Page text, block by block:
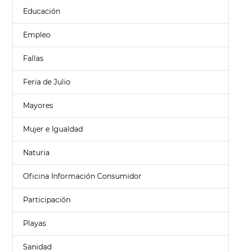
Educación
Empleo
Fallas
Feria de Julio
Mayores
Mujer e Igualdad
Naturia
Oficina Información Consumidor
Participación
Playas
Sanidad